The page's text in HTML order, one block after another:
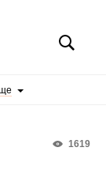
1619